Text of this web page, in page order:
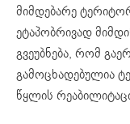
მიმდებარე
ეტაპობრივად
გვეუბნება, რომ
გამოცხადებულია
წყლის